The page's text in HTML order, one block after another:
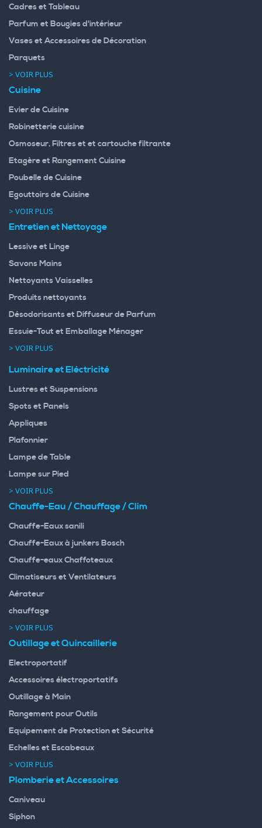
Cadres et Tableau
Parfum et Bougies d'intérieur
Vases et Accessoires de Décoration
Parquets
> VOIR PLUS
Cuisine
Evier de Cuisine
Robinetterie cuisine
Osmoseur, Filtres et et cartouche filtrante
Etagère et Rangement Cuisine
Poubelle de Cuisine
Egouttoirs de Cuisine
> VOIR PLUS
Entretien et Nettoyage
Lessive et Linge
Savons Mains
Nettoyants Vaisselles
Produits nettoyants
Désodorisants et Diffuseur de Parfum
Essuie-Tout et Emballage Ménager
> VOIR PLUS
Luminaire et Eléctricité
Lustres et Suspensions
Spots et Panels
Appliques
Plafonnier
Lampe de Table
Lampe sur Pied
> VOIR PLUS
Chauffe-Eau / Chauffage / Clim
Chauffe-Eaux sanili
Chauffe-Eaux à junkers Bosch
Chauffe-eaux Chaffoteaux
Climatiseurs et Ventilateurs
Aérateur
chauffage
> VOIR PLUS
Outillage et Quincaillerie
Electroportatif
Accessoires électroportatifs
Outillage à Main
Rangement pour Outils
Equipement de Protection et Sécurité
Echelles et Escabeaux
> VOIR PLUS
Plomberie et Accessoires
Caniveau
Siphon